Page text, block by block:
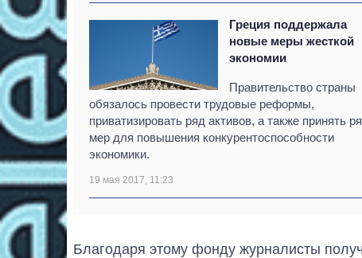
Греция поддержала
новые меры жесткой
экономии
Правительство страны
обязалось провести трудовые реформы,
приватизировать ряд активов, а также принять
мер для повышения конкурентоспособности
экономики.
19 мая 2017, 11:23
Благодаря этому фонду журналисты